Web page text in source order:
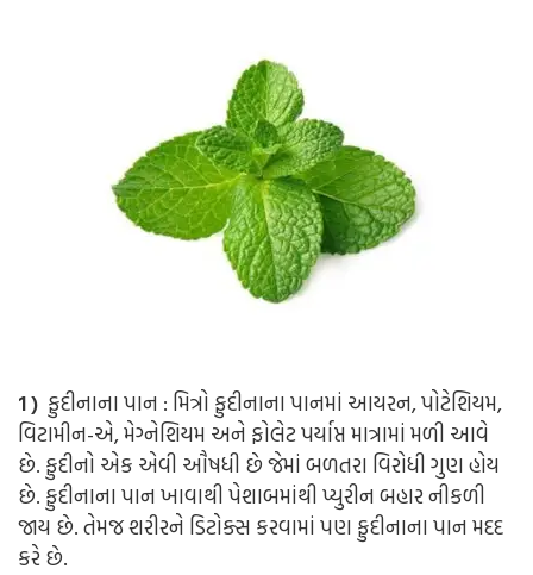
1 ) ફુદીનાના પાન : મિત્રો ફુદીનાના પાનમાં આયરન, પોટેશિયમ,
વિટામીન-એ, મેગ્નેશિયમ અને ફોલેટ પર્યાપ્ત માત્રામાં મળી આવે
છે. ફુદીનો એક એવી ઔષધી છે જેમાં બળતરા વિરોધી ગુણ હોય
છે. ફુદીનાના પાન ખાવાથી પેશાબમાંથી પ્યુરીન બહાર નીકળી
જાય છે. તેમજ શરીરને ડિટોક્સ કરવામાં પણ ફુદીનાના પાન મદદ
કરે છે.